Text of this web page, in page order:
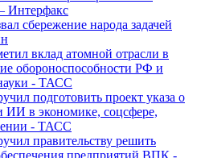
Интерфакс
сбережение народа задачей
вклад атомной отрасли в
обороноспособности РФ и
- ТАСС
подготовить проект указа о
ИИ в экономике, соцсфере,
- ТАСС
правительству решить
предприятий ВПК -